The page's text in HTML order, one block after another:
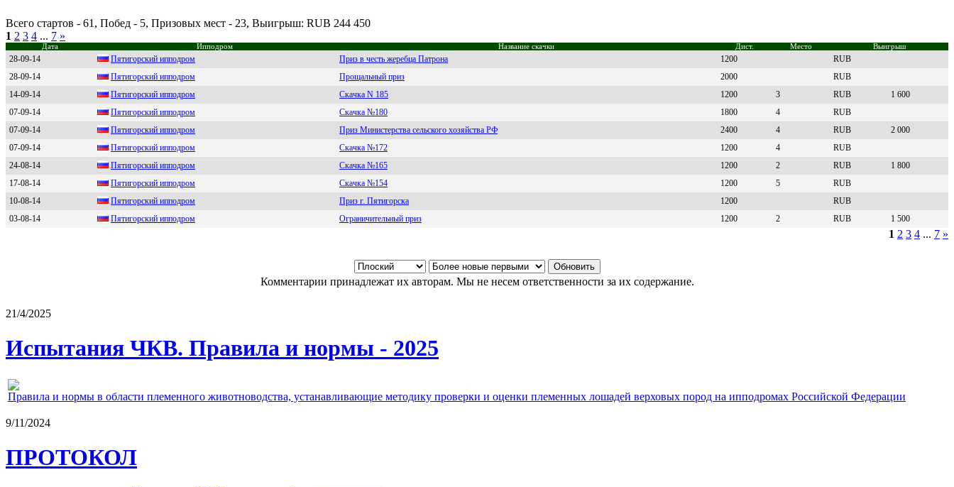
Всего стартов - 61, Побед - 5, Призовых мест - 23, Выигрыш: RUB 244 450
1 2 3 4 ... 7 »
Дата Ипподром Название скачки Дист. Место Выигрыш
28-09-14 Пятигopcкий иппoдpoм Приз в честь жеребца Патрона 1200
RUB
28-09-14
Пятигoрcкий иппoдрoм Прощальный приз 2000
RUB
14-09-14
Пятигоpский ипподpом Скачка N 185 1200 3 RUB
1 600
07-09-14
Пятигoрcкий иппoдрoм Скачка №180 1800 4
RUB
07-09-14
Пятигоpcкий ипподpом Приз Министерства сельского хозяйства РФ 2400 4 RUB
2 000
07-09-14
Пятигopcкий иппoдpoм Скачка №172 1200 4
RUB
24-08-14
Пятигopcкий иппoдpoм Скачка №165 1200 2 RUB
1 800
17-08-14
Пятигoрcкий иппoдрoм Скачка №154 1200 5
RUB
10-08-14
Пятигoрский иппoдрoм Приз г. Пятигорска 1200
RUB
03-08-14
Пятигoрский иппoдрoм Ограничительный приз 1200 2 RUB 1 500
1 2 3 4 ... 7 »
Комментарии принадлежат их авторам. Мы не несем ответственности за их содержание.
21/4/2025
Испытания ЧКВ. Правила и нормы - 2025
Правила и нормы в области племенного животноводства, устанавливающие методику проверки и оценки племенных лошадей верховых пород на ипподромах Российской Федерации
9/11/2024
ПРОТОКОЛ